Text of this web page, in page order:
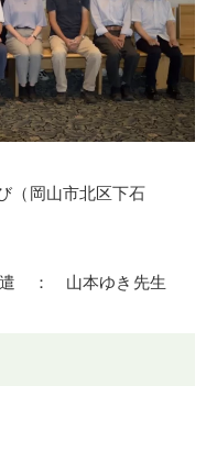
岡山市北区下石
： 山本ゆき先生